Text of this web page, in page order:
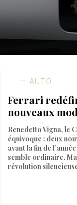
AUTO
Ferrari
nouveaux
Benedetto Vigna, le
équivoque : deux
avant la fin de
semble ordinaire.
révolution